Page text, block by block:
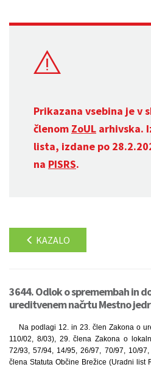
Prikazana vsebina je v
členom ZoUL arhivska.
lista, izdane po
na PISRS.
KAZALO
3644. Odlok o spremembah in
ureditvenem načrtu Mestno
Na podlagi 12. in 23. člen Zakona o
110/02, 8/03), 29. člena Zakona o
72/93, 57/94, 14/95, 26/97, 70/97, 10/
člena Statuta Občine Brežice (Uradni list